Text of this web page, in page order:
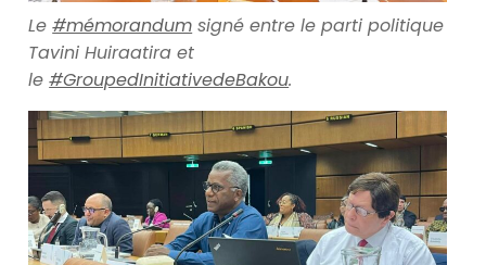
Le#mémorandum signé entre le parti politique
Tavini Huiraatira et
le#GroupedInitiativedeBakou.